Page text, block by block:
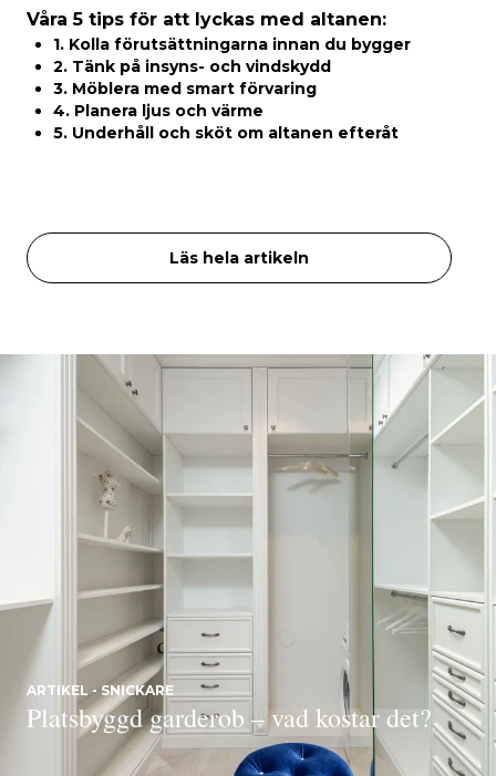
Våra 5 tips för att lyckas med altanen:
1. Kolla förutsättningarna innan du bygger
2. Tänk på insyns- och vindskydd
3. Möblera med smart förvaring
4. Planera ljus och värme
5. Underhåll och sköt om altanen efteråt
Läs hela artikeln
ARTIKEL - SNICKARE
Platsbyggd garderob – vad kostar det?